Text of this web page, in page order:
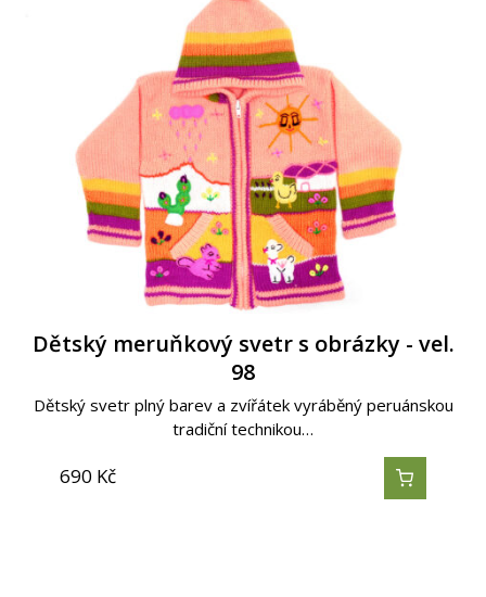
Dětský meruňkový svetr s obrázky - vel.
98
Dětský svetr plný barev a zvířátek vyráběný peruánskou
tradiční technikou…
690 Kč